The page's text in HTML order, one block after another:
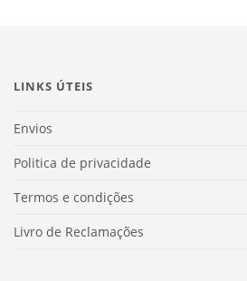
LINKS ÚTEIS
Envios
Politica de privacidade
Termos e condições
Livro de Reclamações